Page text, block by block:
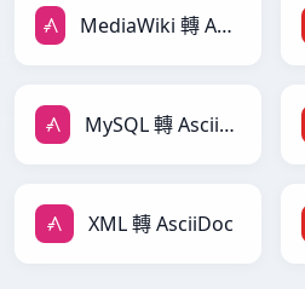
MediaWiki 轉 AsciiDoc
MySQL 轉 AsciiDoc
XML 轉 AsciiDoc